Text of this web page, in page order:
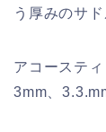
う厚みのサ
アコーステ
3mm、